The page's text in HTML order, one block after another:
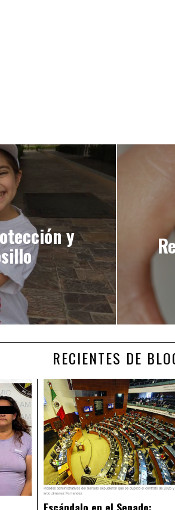
y
RECIENTES DE
Escándalo en el Senado: